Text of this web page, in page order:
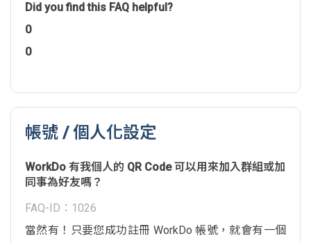
Did you find this FAQ helpful?
0
0
帳號 / 個人化設定
WorkDo 有我個人的 QR Code 可以用來加入群組或加
同事為好友嗎？
FAQ-ID：1026
當然有！只要您成功註冊 WorkDo 帳號，就會有一個